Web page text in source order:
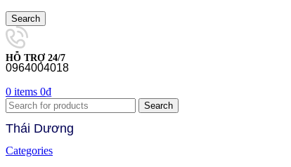
Search
HỖ TRỢ 24/7
0964004018
0 items 0₫
Search
Thái Dương
Categories